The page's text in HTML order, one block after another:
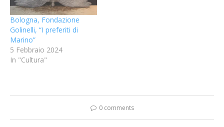
Bologna, Fondazione
Golinelli, “I preferiti di
Marino”
5 Febbraio 2024
In "Cultura"
0 comments